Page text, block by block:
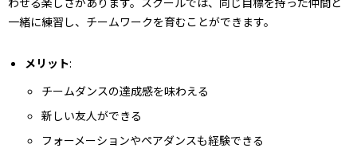
一緒に練習し、チームワークを育むことができます。
メリット:
チームダンスの達成感を味わえる
新しい友人ができる
フォーメーションやペアダンスも経験できる